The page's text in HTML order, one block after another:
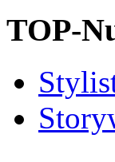
TOP-